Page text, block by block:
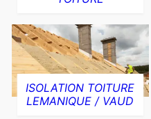
ISOLATION TOITURE
LEMANIQUE / VAUD